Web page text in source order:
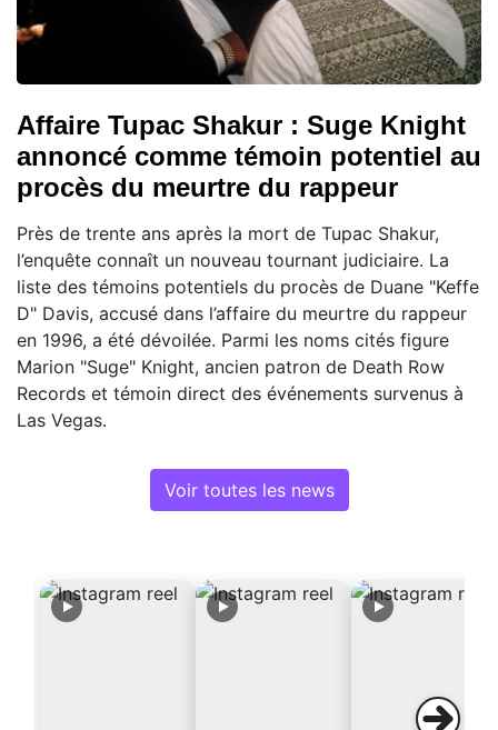
Affaire Tupac Shakur : Suge Knight
annoncé comme témoin potentiel au
procès du meurtre du rappeur
Près de trente ans après la mort de Tupac Shakur,
l’enquête connaît un nouveau tournant judiciaire. La
liste des témoins potentiels du procès de Duane "Keffe
D" Davis, accusé dans l’affaire du meurtre du rappeur
en 1996, a été dévoilée. Parmi les noms cités figure
Marion "Suge" Knight, ancien patron de Death Row
Records et témoin direct des événements survenus à
Las Vegas.
Voir toutes les news